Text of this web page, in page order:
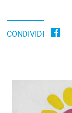
CONDIVIDI